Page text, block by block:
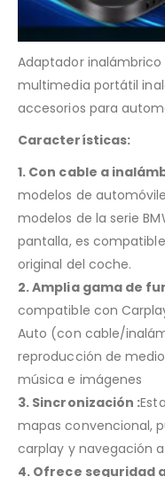
Adaptador
multimedia portátil
accesorios para
Características:
1. Con cable a
modelos de
modelos de la serie
pantalla, es
original del coche.
2. Amplia gama de
compatible con
Auto (con cable/
reproducción de
música e imágenes
3. Sincronización :
mapas convencional,
carplay y navegación
4. Ofrece seguridad